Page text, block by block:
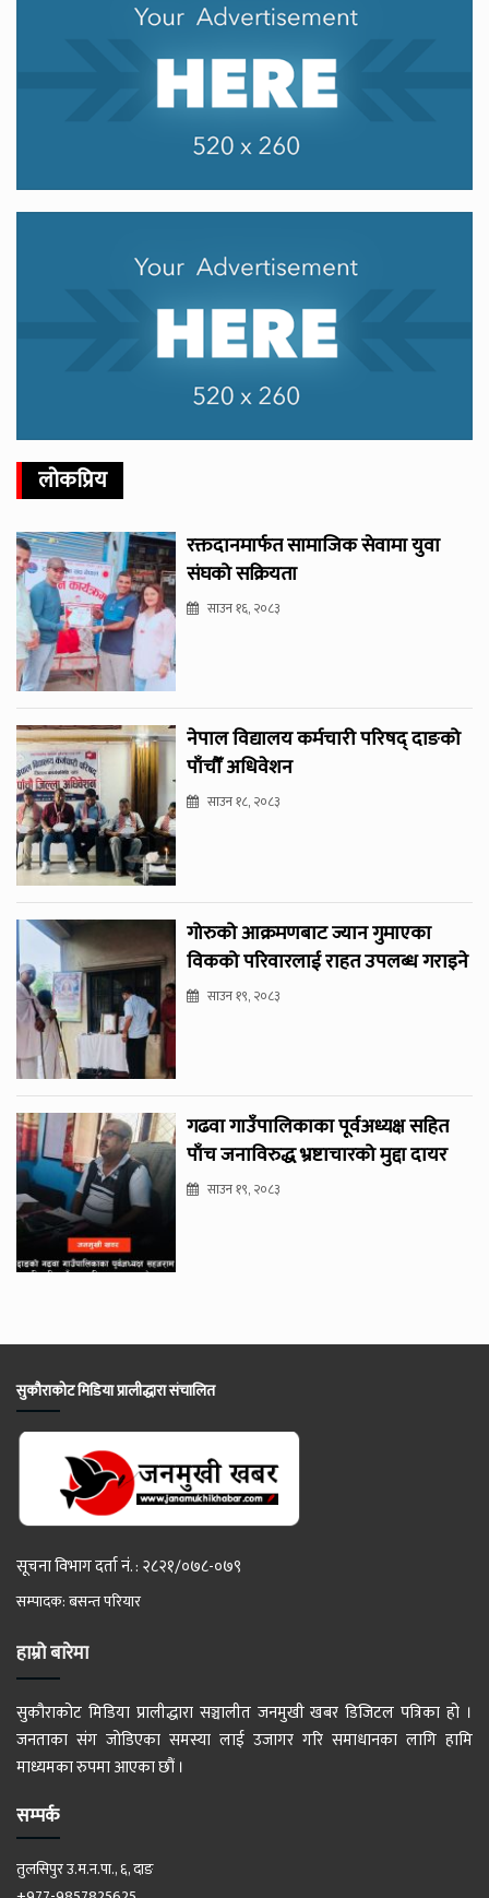
लोकप्रिय
रक्तदानमार्फत सामाजिक सेवामा युवा
संघको सक्रियता
साउन १६, २०८३
नेपाल विद्यालय कर्मचारी परिषद् दाङको
पाँचौँ अधिवेशन
साउन १८, २०८३
गोरुको आक्रमणबाट ज्यान गुमाएका
विकको परिवारलाई राहत उपलब्ध गराइने
साउन १९, २०८३
गढवा गाउँपालिकाका पूर्वअध्यक्ष सहित
पाँच जनाविरुद्ध भ्रष्टाचारको मुद्दा दायर
साउन १९, २०८३
सुकौराकोट मिडिया प्रालीद्धारा संचालित
सूचना विभाग दर्ता नं. : २८२१/०७८-०७९
सम्पादक: बसन्त परियार
हाम्रो बारेमा
सुकौराकोट मिडिया प्रालीद्धारा सञ्चालीत जनमुखी खबर डिजिटल पत्रिका हो ।
जनताका संग जोडिएका समस्या लाई उजागर गरि समाधानका लागि हामि
माध्यमका रुपमा आएका छौं ।
सम्पर्क
तुलसिपुर उ.म.न.पा., ६, दाङ